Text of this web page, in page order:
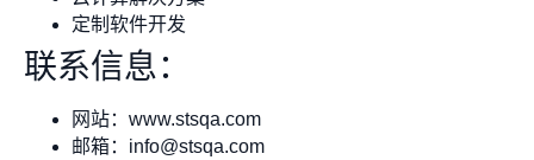
定制软件开发
联系信息：
网站：www.stsqa.com
邮箱： info@stsqa.com